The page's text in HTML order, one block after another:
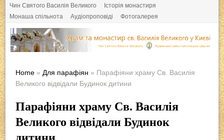
Чин Святого Василія Великого
Історія монастиря
Монаша спільнота
Аудіопроповіді Фотогалерея
Home » Для парафіян » Парафіяни храму Св. Василія
Великого відвідали Будинок дитини
Парафіяни храму Св. Василія
Великого відвідали Будинок
дитини